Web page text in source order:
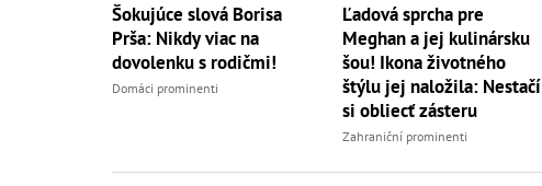
Šokujúce slová Borisa
Prša: Nikdy viac na
dovolenku s rodičmi!
Domáci prominenti
Ľadová sprcha pre
Meghan a jej kulinársku
šou! Ikona životného
štýlu jej naložila: Nestačí
si obliecť zásteru
Zahraniční prominenti